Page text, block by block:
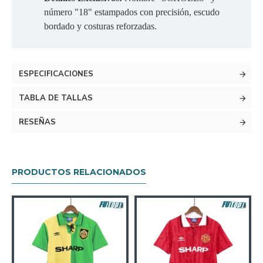
número "18" estampados con precisión, escudo
bordado y costuras reforzadas.
ESPECIFICACIONES
TABLA DE TALLAS
RESEÑAS
PRODUCTOS RELACIONADOS